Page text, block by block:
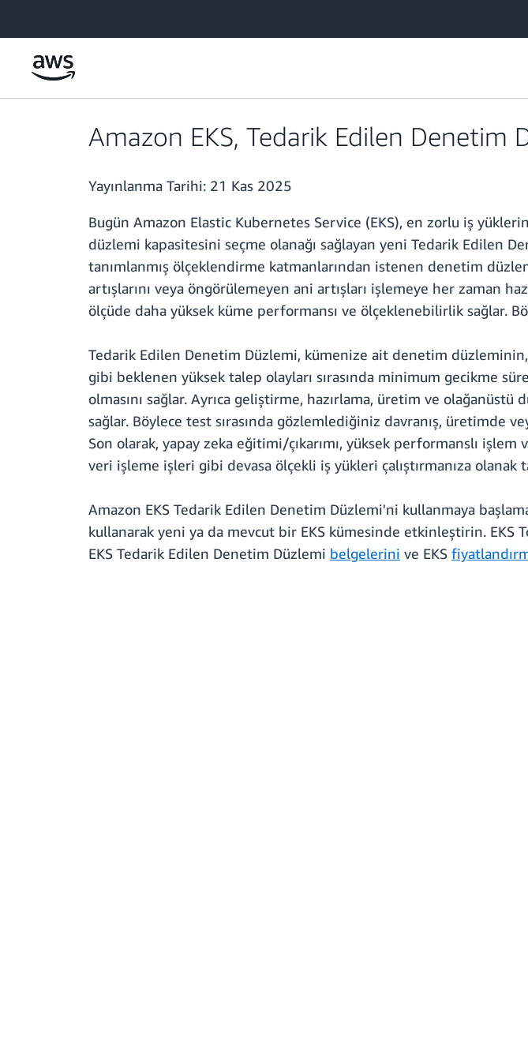
Amazon EKS, Tedarik Edilen Denetim
Yayınlanma Tarihi: 21 Kas 2025
Bugün Amazon Elastic Kubernetes Service (EKS), en zorlu iş
düzlemi kapasitesini seçme olanağı sağlayan yeni Tedarik Edilen
tanımlanmış ölçeklendirme katmanlarından istenen denetim
artışlarını veya öngörülemeyen ani artışları işlemeye her zaman
ölçüde daha yüksek küme performansı ve ölçeklenebilirlik sağlar.
Tedarik Edilen Denetim Düzlemi, kümenize ait denetim
gibi beklenen yüksek talep olayları sırasında minimum gecikme
olmasını sağlar. Ayrıca geliştirme, hazırlama, üretim ve
sağlar. Böylece test sırasında gözlemlediğiniz davranış, üretimde
Son olarak, yapay zeka eğitimi/çıkarımı, yüksek performanslı
veri işleme işleri gibi devasa ölçekli iş yükleri çalıştırmanıza olanak
Amazon EKS Tedarik Edilen Denetim Düzlemi'ni kullanmaya
kullanarak yeni ya da mevcut bir EKS kümesinde etkinleştirin.
EKS Tedarik Edilen Denetim Düzlemi belgelerini ve EKS